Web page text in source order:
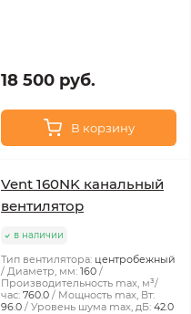
18 500 руб.
В корзину
Vent 160NK канальный
вентилятор
в наличии
Тип вентилятора: центробежный
Диаметр, мм: 160
Производительность max, м³/
час: 760.0
Мощность max, Вт:
96.0
Уровень шума max, дБ: 42.0